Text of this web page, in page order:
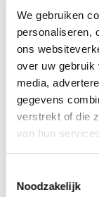
We gebruiken
personaliseren,
ons
over uw gebruik
media,
gegevens
verstrekt of die
van hun
Noodzakelijk